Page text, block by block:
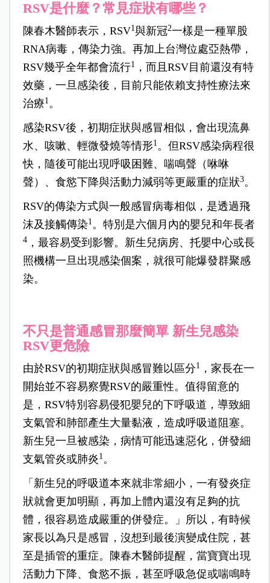
RSV是什麼？常見症狀有哪些？
陳春木醫師表示，RSV1與新冠2一樣是一種單股
RNA病毒，傳染力強。再加上台灣位處亞熱帶，
RSV幾乎全年都會流行1
，而且RSV目前還沒有特
效藥，一旦感染後，目前只能依賴支持性療法來
治療1 。
感染RSV後，初期症狀與感冒相似，會出現流鼻
水、咳嗽、輕微發燒等情形1 。但RSV感染病程很
快，隨後可能出現呼吸困難、喘鳴聲（咻咻
聲）、食慾下降與活動力減弱等更嚴重的症狀3。
RSV的傳染方式與一般感冒病毒相似，是透過飛
沫及接觸傳染1 。特別是六個月內的嬰兒和年長者
4，最容易受到影響。新生兒病房、托嬰中心或長
照機構一旦出現感染個案，就很可能爆發群聚感
染。
不只是普通感冒那麼簡單 新生兒感染
RSV更危險
由於RSV的初期症狀與感冒難以區分1
，家長在一
開始並不容易察覺RSV的嚴重性。值得留意的
是，RSV特別容易侵犯嬰兒的下呼吸道，導致細
支氣管和肺部產生大量黏液，造成呼吸道阻塞。
新生兒一旦被感染，病情可能迅速惡化，併發細
支氣管炎或肺炎1 。
「新生兒的呼吸道本來就非常細小，一有發炎症
狀就會更加明顯，再加上體內還沒有足夠的抗
體，很容易造成嚴重的併發症。」所以，有時候
家長以為只是感冒，沒想到最後演變成住院，甚
至是插管的重症。陳春木醫師提醒，當寶寶出現
活動力下降、食慾不振，甚至呼吸急促或喘鳴時